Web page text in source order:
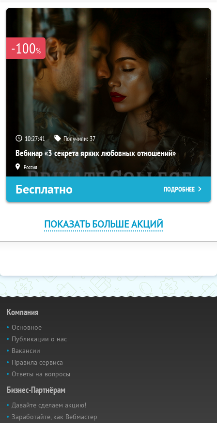
-100%
10:27:40 Получили: 37
Вебинар «3 секрета ярких любовных отношений»
Россия
Бесплатно ПОДРОБНЕЕ
ПОКАЗАТЬ БОЛЬШЕ АКЦИЙ
Компания
Основное
Публикации о нас
Вакансии
Правила сервиса
Ответы на вопросы
Бизнес-Партнёрам
Давайте сделаем акцию!
Заработайте, как Вебмастер